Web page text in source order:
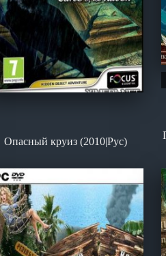
Опасный круиз (2010|Рус)